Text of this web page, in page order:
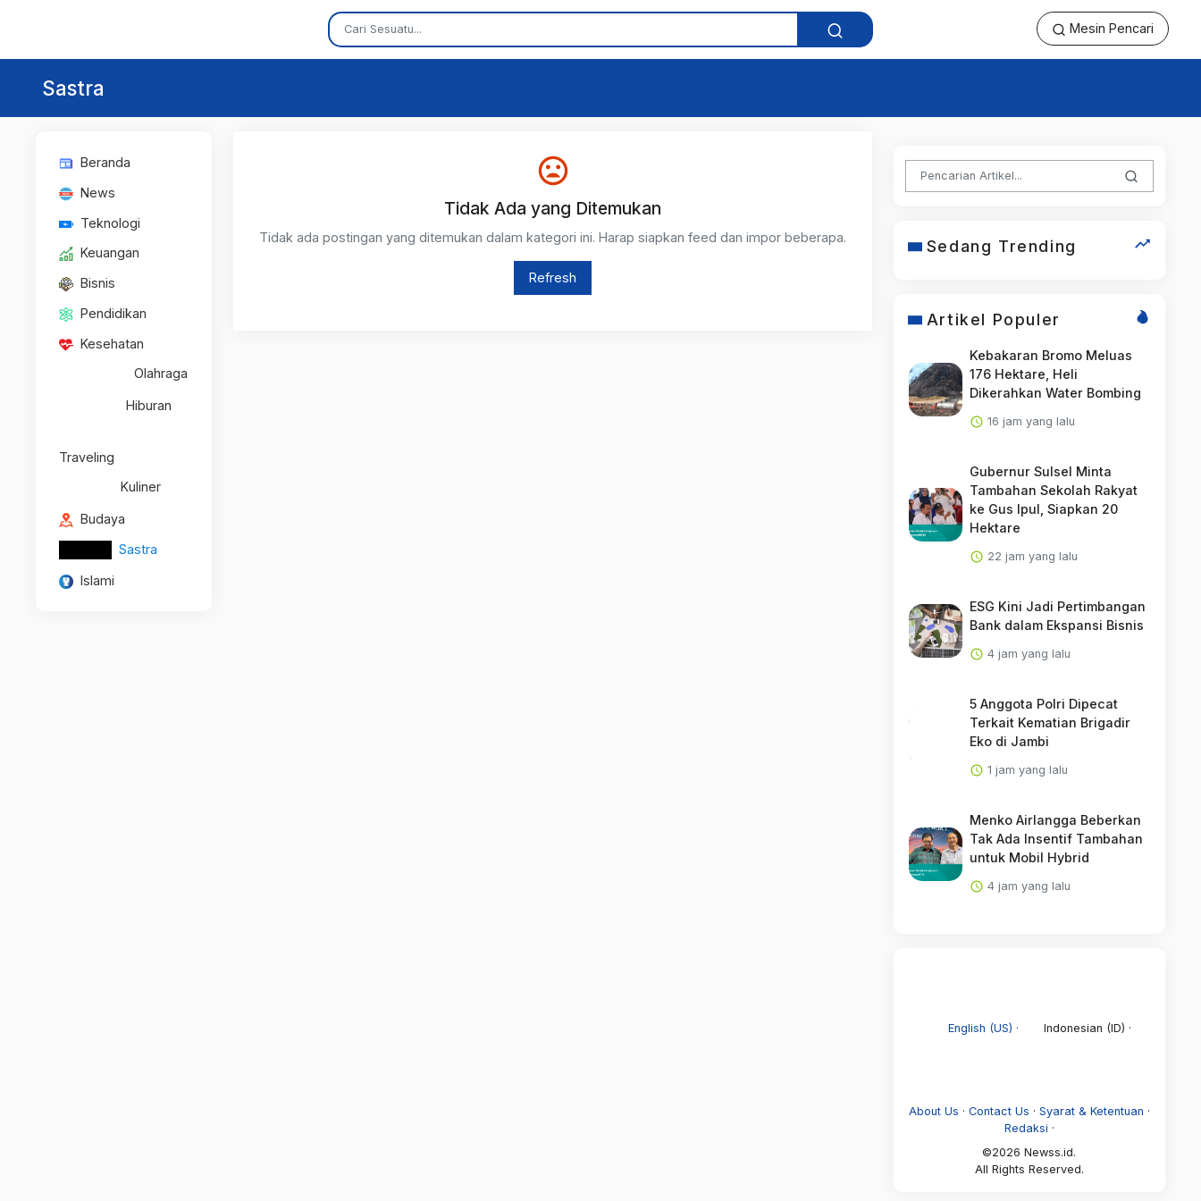
Mesin Pencari
Sastra
Beranda
News
Teknologi
Keuangan
Bisnis
Pendidikan
Kesehatan
Olahraga
Hiburan
Traveling
Kuliner
Budaya
Sastra
Islami
Tidak Ada yang Ditemukan
Tidak ada postingan yang ditemukan dalam kategori ini. Harap siapkan feed dan impor beberapa.
Refresh
Sedang Trending
Artikel Populer
Kebakaran Bromo Meluas
176 Hektare, Heli
Dikerahkan Water Bombing
16 jam yang lalu
Gubernur Sulsel Minta
Tambahan Sekolah Rakyat
ke Gus Ipul, Siapkan 20
Hektare
22 jam yang lalu
ESG Kini Jadi Pertimbangan
Bank dalam Ekspansi Bisnis
4 jam yang lalu
5 Anggota Polri Dipecat
Terkait Kematian Brigadir
Eko di Jambi
1 jam yang lalu
Menko Airlangga Beberkan
Tak Ada Insentif Tambahan
untuk Mobil Hybrid
4 jam yang lalu
English (US) · Indonesian (ID) ·
About Us · Contact Us · Syarat & Ketentuan ·
Redaksi ·
©2026 Newss.id.
All Rights Reserved.